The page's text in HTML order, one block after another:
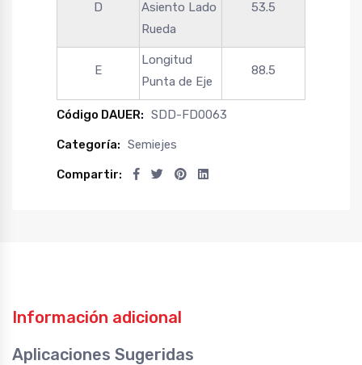
D
Asiento Lado
Rueda
53.5
E
Longitud
Punta de Eje
88.5
Código DAUER: SDD-FD0063
Categoría: Semiejes
Compartir:
Información adicional
Aplicaciones Sugeridas